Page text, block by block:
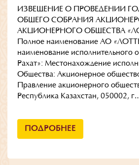
ИЗВЕЩЕНИЕ О ПРОВЕДЕНИИ
ОБЩЕГО СОБРАНИЯ
АКЦИОНЕРНОГО ОБЩЕСТВА
Полное наименование АО
наименование исполнительного
Рахат»: Местонахождение
Общества: Акционерное
Правление акционерного
Республика Казахстан, 050002,
ПОДРОБНЕЕ